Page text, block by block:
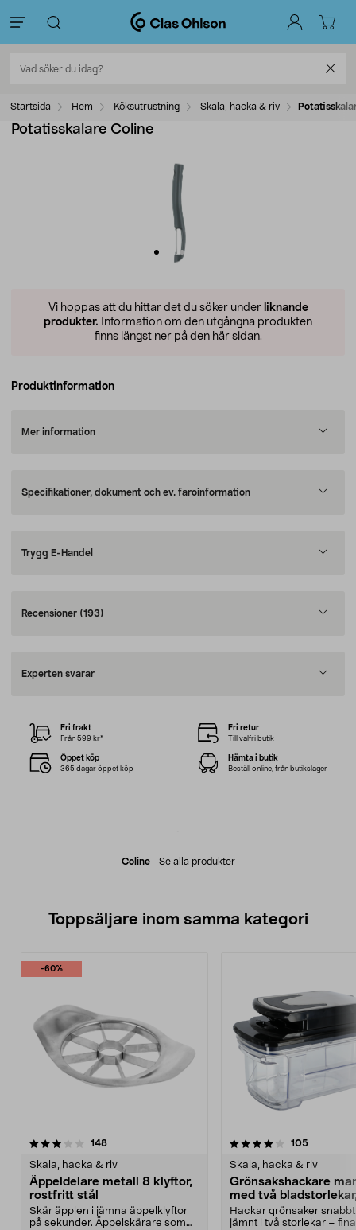
Startsida Hem Köksutrustning Skala, hacka & riv
Potatisskalare Coline
Vi hoppas att du hittar det du söker under liknande
produkter. Information om den utgångna produkten
finns längst ner på den här sidan.
Produktinformation
Mer information
Specifikationer, dokument och ev. faroinformation
Trygg E-Handel
Recensioner (193)
Experten svarar
Coline- Se alla produkter
Fri frakt
Från 599 kr*
Fri retur
Till valfri butik
Öppet köp
365 dagar öppet köp
Hämta i butik
Beställ online, från butikslager
Toppsäljare inom samma kategori
-60%
148recensioner
Skala, hacka & riv
Äppeldelare metall 8 klyftor,
rostfritt stål
Skär äpplen i jämna äppelklyftor
på sekunder. Äppelskärare som
4.0 av 5 stjärnor 105
Skala, hacka & riv
Grönsakshackare
med två
liter
Hackar grönsaker
jämnt i två storlekar –
4.5 av 5 stjärnor